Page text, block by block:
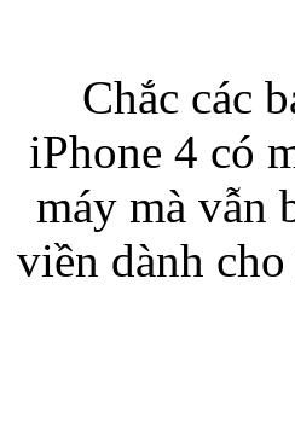
Chắc các
iPhone 4 có
máy mà vẫn
viền dành